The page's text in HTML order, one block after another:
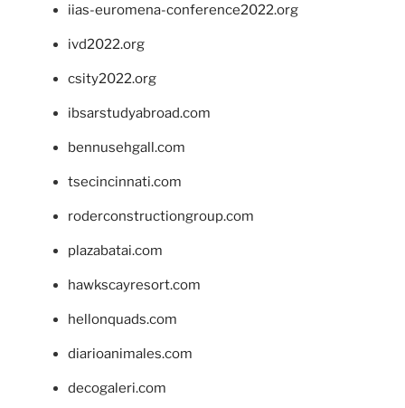
iias-euromena-conference2022.org
ivd2022.org
csity2022.org
ibsarstudyabroad.com
bennusehgall.com
tsecincinnati.com
roderconstructiongroup.com
plazabatai.com
hawkscayresort.com
hellonquads.com
diarioanimales.com
decogaleri.com